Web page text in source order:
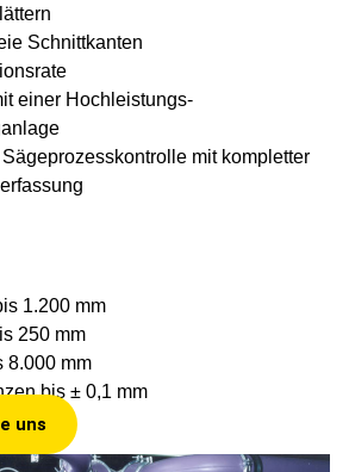
Schnittkanten
einer Hochleistungs-
mit kompletter
1.200 mm
250 mm
8.000 mm
bis ± 0,1 mm
uns